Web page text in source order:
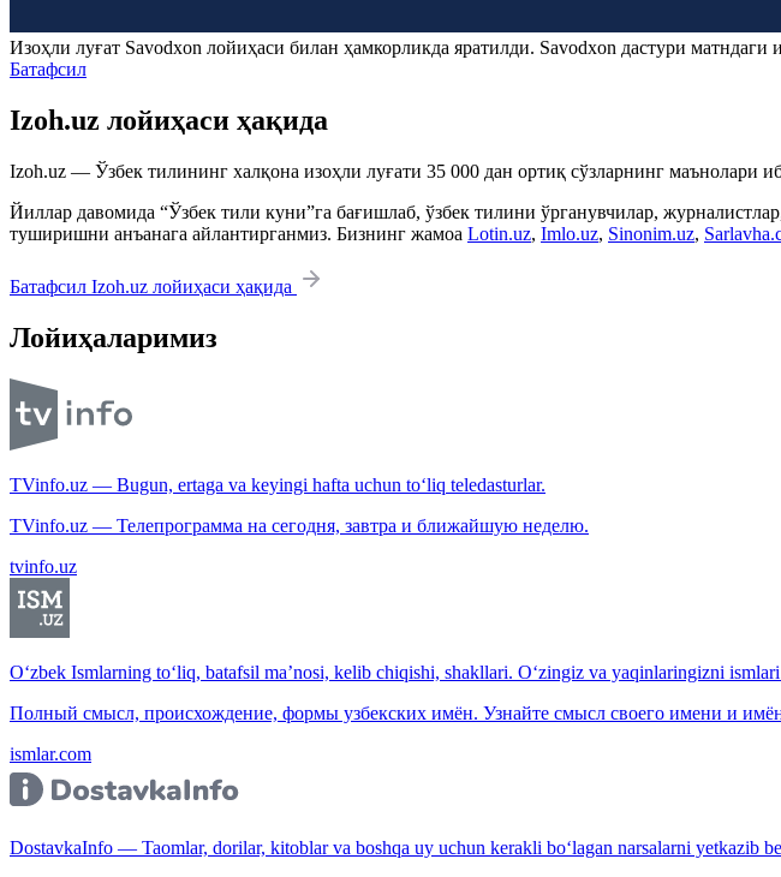
Изоҳли луғат Savodxon лойиҳаси билан ҳамкорликда яратилди. Savodxon дастури матндаги
Батафсил
Izoh.uz лойиҳаси ҳақида
Izoh.uz — Ўзбек тилининг халқона изоҳли луғати 35 000 дан ортиқ сўзларнинг маънолари
Йиллар давомида “Ўзбек тили куни”га бағишлаб, ўзбек тилини ўрганувчилар,
туширишни анъанага айлантирганмиз. Бизнинг жамоа Lotin.uz, Imlo.uz, Sinonim.uz,
Батафсил Izoh.uz лойиҳаси ҳақида
Лойиҳаларимиз
TVinfo.uz — Bugun, ertaga va keyingi hafta uchun to‘liq teledasturlar.
TVinfo.uz — Телепрограмма на сегодня, завтра и ближайшую неделю.
tvinfo.uz
O‘zbek Ismlarning to‘liq, batafsil ma’nosi, kelib chiqishi, shakllari. O‘zingiz va yaqinlaringizni
Полный смысл, происхождение, формы узбекских имён. Узнайте смысл своего имени и
ismlar.com
DostavkaInfo — Taomlar, dorilar, kitoblar va boshqa uy uchun kerakli bo‘lagan narsalarni yetkazib